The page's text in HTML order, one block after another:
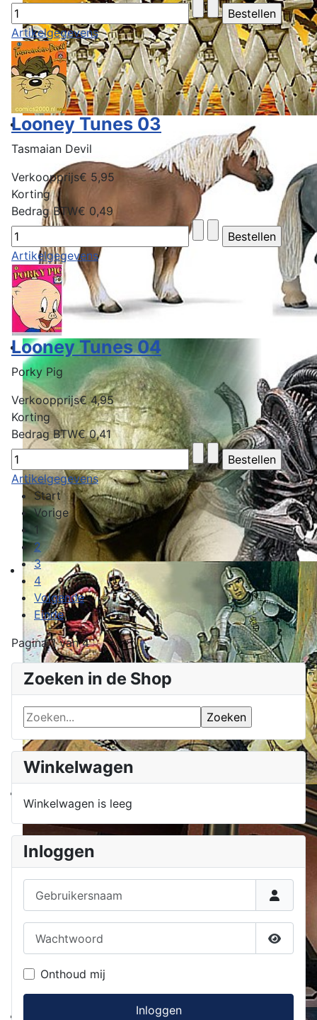
Zoeken in de Shop
Winkelwagen
Winkelwagen is leeg
Inloggen
Toon
Onthoud mij
Inloggen
Artikelgegevens
Looney Tunes 03
Tasmaian Devil
Verkoopprijs€ 5,95
Korting
Bedrag BTW€ 0,49
Artikelgegevens
Looney Tunes 04
Porky Pig
Verkoopprijs€ 4,95
Korting
Bedrag BTW€ 0,41
Artikelgegevens
Start
Vorige
1
2
3
4
Volgende
Einde
Pagina 1 van 4